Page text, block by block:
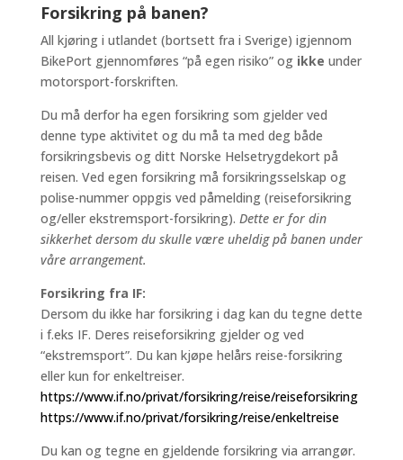
Forsikring på banen?
All kjøring i utlandet (bortsett fra i Sverige) igjennom
BikePort gjennomføres “på egen risiko” og ikke under
motorsport-forskriften.
Du må derfor ha egen forsikring som gjelder ved
denne type aktivitet og du må ta med deg både
forsikringsbevis og ditt Norske Helsetrygdekort på
reisen. Ved egen forsikring må forsikringsselskap og
polise-nummer oppgis ved påmelding (reiseforsikring
og/eller ekstremsport-forsikring). Dette er for din
sikkerhet dersom du skulle være uheldig på banen under
våre arrangement.
Forsikring fra IF:
Dersom du ikke har forsikring i dag kan du tegne dette
i f.eks IF. Deres reiseforsikring gjelder og ved
“ekstremsport”. Du kan kjøpe helårs reise-forsikring
eller kun for enkeltreiser.
https://www.if.no/privat/forsikring/reise/reiseforsikring
https://www.if.no/privat/forsikring/reise/enkeltreise
Du kan og tegne en gjeldende forsikring via arrangør.